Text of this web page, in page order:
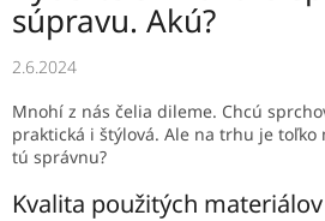
súpravu. Akú?
2.6.2024
Mnohí z nás čelia dileme. Chcú
praktická i štýlová. Ale na trhu je toľko
tú správnu?
Kvalita použitých materiálov